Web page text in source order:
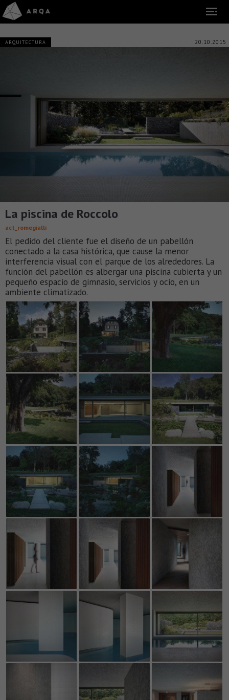
ARQUITECTURA 20.10.2015
​La piscina de Roccolo
act_romegialli
El pedido del cliente fue el diseño de un pabellón
conectado a la casa histórica, que cause la menor
interferencia visual con el parque de los alrededores. La
función del pabellón es albergar una piscina cubierta y un
pequeño espacio de gimnasio, servicios y ocio, en un
ambiente climatizado.